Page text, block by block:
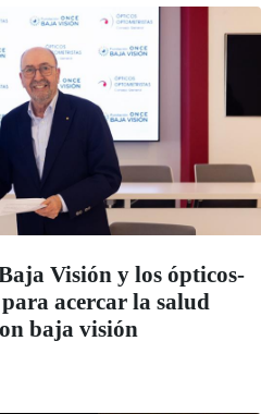
Visión y los ópticos-
acercar la salud
baja visión